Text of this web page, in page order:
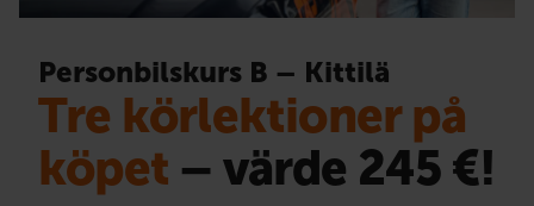
Personbilskurs B – Kittilä
Tre körlektioner på
köpet – värde 245 €!